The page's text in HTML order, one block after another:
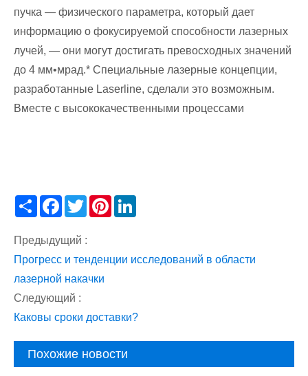
пучка — физического параметра, который дает
информацию о фокусируемой способности лазерных
лучей, — они могут достигать превосходных значений
до 4 мм•мрад.* Специальные лазерные концепции,
разработанные Laserline, сделали это возможным.
Вместе с высококачественными процессами
Share Facebook
TwitterPinterest
Предыдущий :
Прогресс и тенденции исследований в области
лазерной накачки
Следующий :
Каковы сроки доставки?
Похожие новости